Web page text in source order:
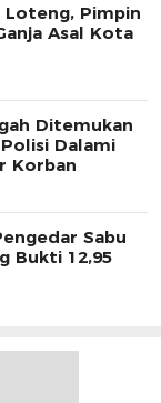
Loteng, Pimpin
Asal Kota
Ditemukan
Dalami
Korban
Sabu
Bukti 12,95